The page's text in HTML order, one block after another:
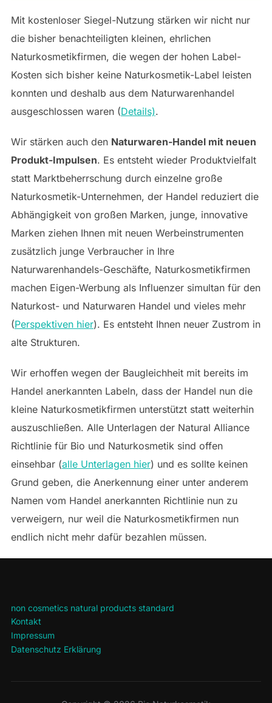
Mit kostenloser Siegel-Nutzung stärken wir nicht nur
die bisher benachteiligten kleinen, ehrlichen
Naturkosmetikfirmen, die wegen der hohen Label-
Kosten sich bisher keine Naturkosmetik-Label leisten
konnten und deshalb aus dem Naturwarenhandel
ausgeschlossen waren (Details).
Wir stärken auch den Naturwaren-Handel mit neuen
Produkt-Impulsen. Es entsteht wieder Produktvielfalt
statt Marktbeherrschung durch einzelne große
Naturkosmetik-Unternehmen, der Handel reduziert die
Abhängigkeit von großen Marken, junge, innovative
Marken ziehen Ihnen mit neuen Werbeinstrumenten
zusätzlich junge Verbraucher in Ihre
Naturwarenhandels-Geschäfte, Naturkosmetikfirmen
machen Eigen-Werbung als Influenzer simultan für den
Naturkost- und Naturwaren Handel und vieles mehr
(Perspektiven hier). Es entsteht Ihnen neuer Zustrom in
alte Strukturen.
Wir erhoffen wegen der Baugleichheit mit bereits im
Handel anerkannten Labeln, dass der Handel nun die
kleine Naturkosmetikfirmen unterstützt statt weiterhin
auszuschließen. Alle Unterlagen der Natural Alliance
Richtlinie für Bio und Naturkosmetik sind offen
einsehbar (alle Unterlagen hier) und es sollte keinen
Grund geben, die Anerkennung einer unter anderem
Namen vom Handel anerkannten Richtlinie nun zu
verweigern, nur weil die Naturkosmetikfirmen nun
endlich nicht mehr dafür bezahlen müssen.
non cosmetics natural products standard
Kontakt
Impressum
Datenschutz Erklärung